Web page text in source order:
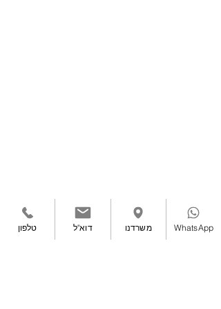
טלפון דוא"ל משרדנו WhatsApp